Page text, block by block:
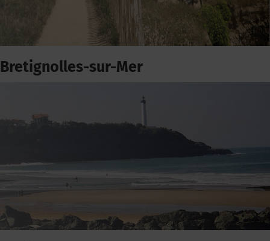
Bretignolles-sur-Mer